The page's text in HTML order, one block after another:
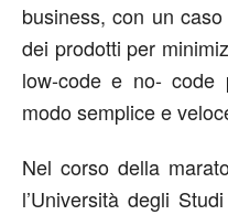
business, con un
dei prodotti per
low-code e no-
modo semplice e
Nel corso della
l’Università degli